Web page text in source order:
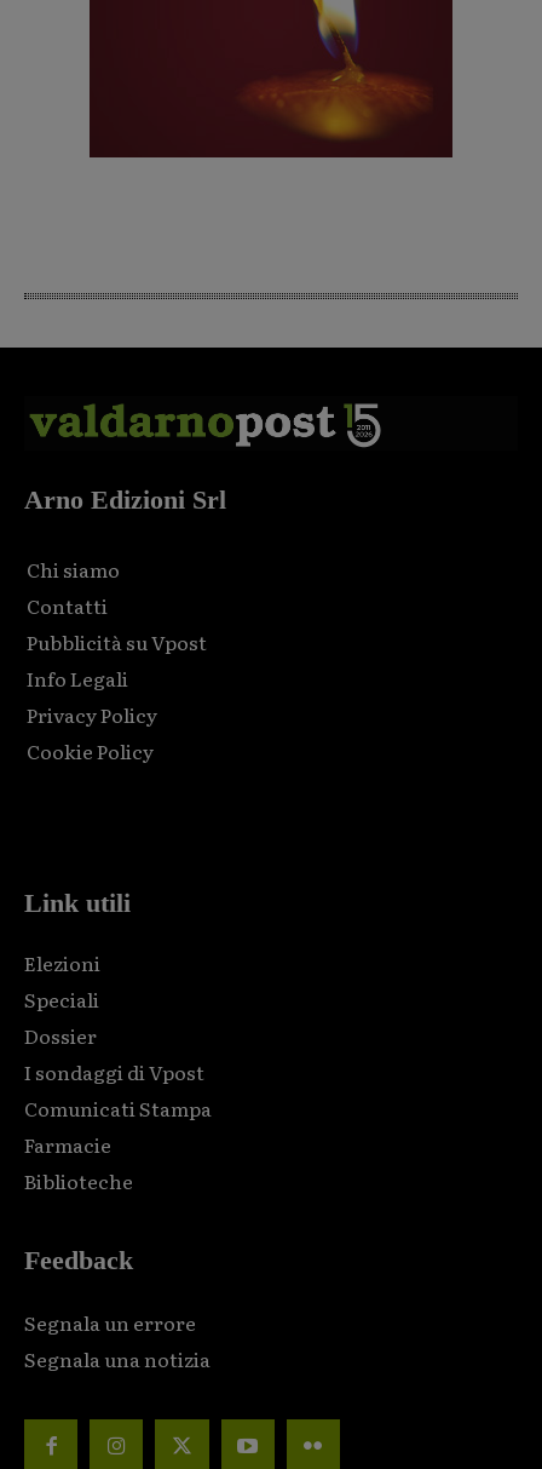
Arno Edizioni Srl
Chi siamo
Contatti
Pubblicità su Vpost
Info Legali
Privacy Policy
Cookie Policy
Link utili
Elezioni
Speciali
Dossier
I sondaggi di Vpost
Comunicati Stampa
Farmacie
Biblioteche
Feedback
Segnala un errore
Segnala una notizia